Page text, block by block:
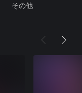
その他